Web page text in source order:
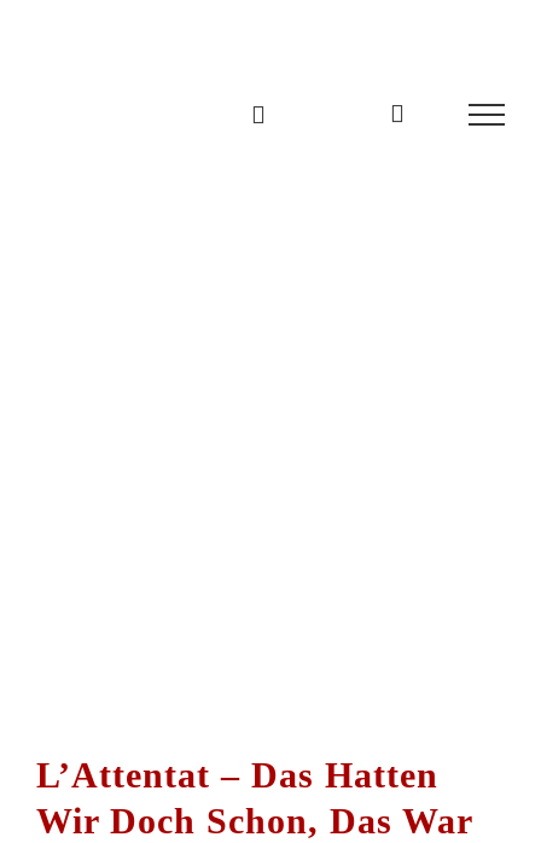
L’Attentat – Das Hatten
Wir Doch Schon, Das War